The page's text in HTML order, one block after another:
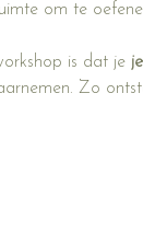
om te
is dat je
Zo